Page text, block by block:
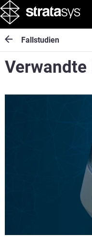
Fallstudien
Verwandte